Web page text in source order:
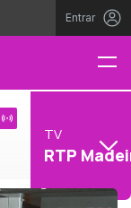
Entrar
TV
RTP